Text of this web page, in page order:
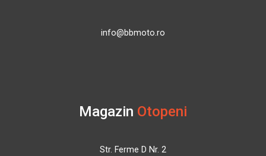
info@bbmoto.ro
Magazin Otopeni
Str. Ferme D Nr. 2